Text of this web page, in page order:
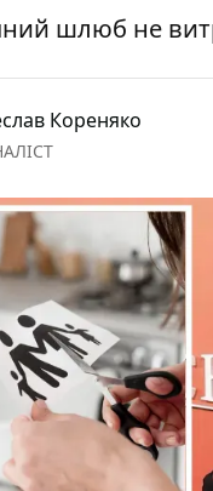
шлюб не
Кореняко